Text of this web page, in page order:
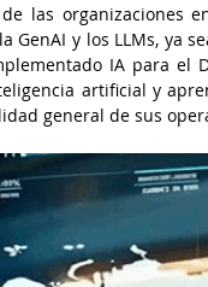
las organizaciones
y los LLMs, ya
IA para el
artificial y
general de sus